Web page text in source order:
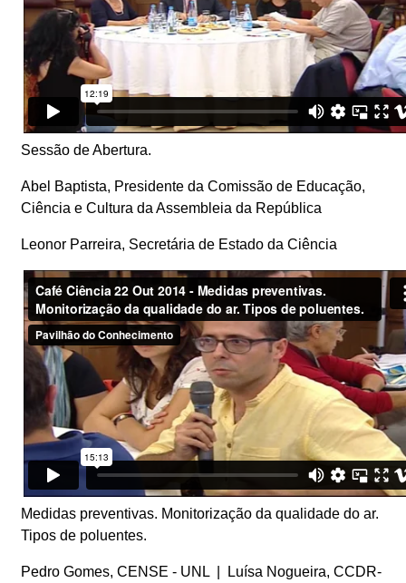
Sessão de Abertura.
Abel Baptista, Presidente da Comissão de Educação,
Ciência e Cultura da Assembleia da República
Leonor Parreira, Secretária de Estado da Ciência
Medidas preventivas. Monitorização da qualidade do ar.
Tipos de poluentes.
Pedro Gomes, CENSE - UNL | Luísa Nogueira, CCDR-